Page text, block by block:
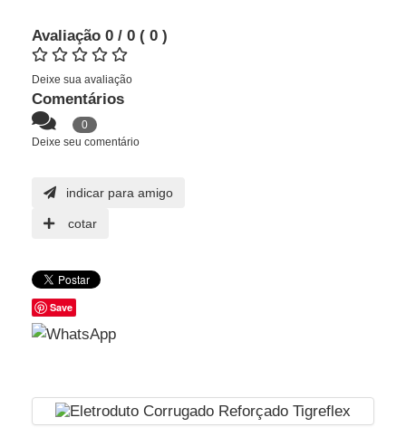
Avaliação 0 / 0 ( 0 )
Deixe sua avaliação
Comentários
0
Deixe seu comentário
indicar para amigo
cotar
Save